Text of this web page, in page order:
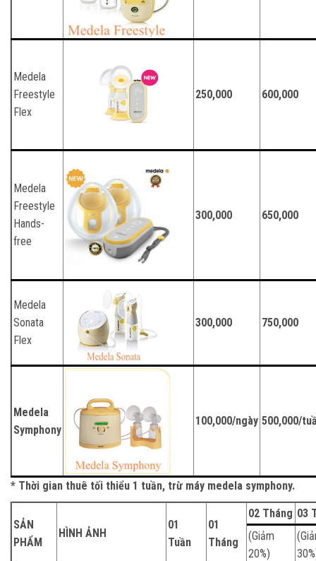
Medela
Freestyle
Flex
250,000 600,000
Medela
Freestyle
Hands-
free
300,000 650,000
Medela
Sonata
Flex
300,000 750,000
Medela
Symphony
100,000/ngày 500,000/
* Thời gian thuê tối thiểu 1 tuần, trừ máy medela symphony.
SẢN
PHẨM
HÌNH ẢNH
01
Tuần
01
Tháng
02 Tháng 03
(Giảm
20%)